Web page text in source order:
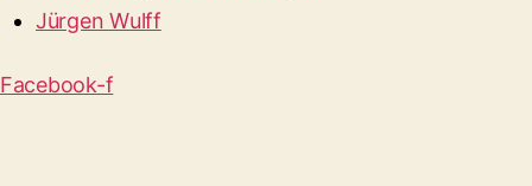
Jürgen Wulff
Facebook-f